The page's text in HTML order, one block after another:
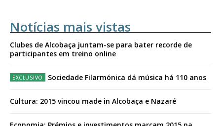
Notícias mais vistas
Clubes de Alcobaça juntam-se para bater recorde de
participantes em treino online
Sociedade Filarmónica dá música há 110 anos
Cultura: 2015 vincou made in Alcobaça e Nazaré